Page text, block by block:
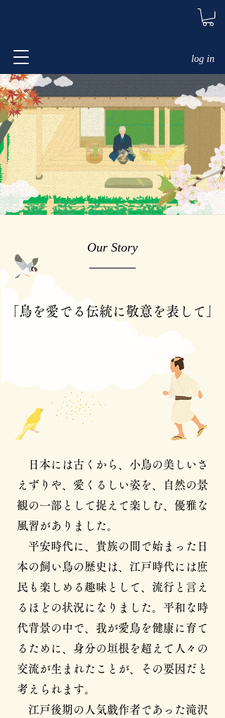
log in
Our Story
「鳥を愛でる伝統に敬意を表して」
日本には古くから、小鳥の美しいさ
えずりや、愛くるしい姿を、自然の景
観の一部として捉えて楽しむ、優雅な
風習がありました。
平安時代に、貴族の間で始まった日
本の飼い鳥の歴史は、江戸時代には庶
民も楽しめる趣味として、流行と言え
るほどの状況になりました。平和な時
代背景の中で、我が愛鳥を健康に育て
るために、身分の垣根を超えて人々の
交流が生まれたことが、その要因だと
考えられます。
江戸後期の人気戯作者であった滝沢